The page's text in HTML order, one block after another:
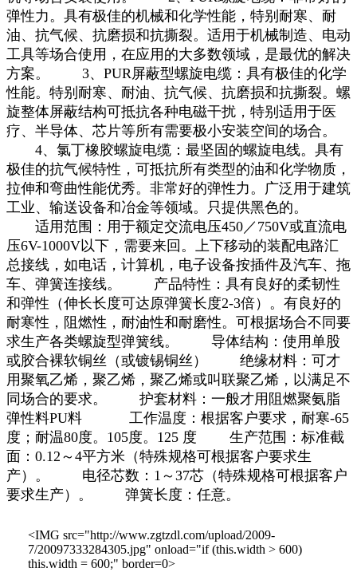
弹性力。具有极佳的机械和化学性能，特别耐寒、耐
油、抗气候、抗磨损和抗撕裂。适用于机械制造、电动
工具等场合使用，在应用的大多数领域，是最优的解决
方案。 3、PUR屏蔽型螺旋电缆：具有极佳的化学
性能。特别耐寒、耐油、抗气候、抗磨损和抗撕裂。螺
旋整体屏蔽结构可抵抗各种电磁干扰，特别适用于医
疗、半导体、芯片等所有需要极小安装空间的场合。
4、氯丁橡胶螺旋电缆：最坚固的螺旋电线。具有
极佳的抗气候特性，可抵抗所有类型的油和化学物质，
拉伸和弯曲性能优秀。非常好的弹性力。广泛用于建筑
工业、输送设备和冶金等领域。只提供黑色的。
适用范围：用于额定交流电压450／750V或直流电
压6V-1000V以下，需要来回。上下移动的装配电路汇
总接线，如电话，计算机，电子设备按插件及汽车、拖
车、弹簧连接线。 产品特性：具有良好的柔韧性
和弹性（伸长长度可达原弹簧长度2-3倍）。有良好的
耐寒性，阻燃性，耐油性和耐磨性。可根据场合不同要
求生产各类螺旋型弹簧线。 导体结构：使用单股
或胶合裸软铜丝（或镀锡铜丝） 绝缘材料：可才
用聚氧乙烯，聚乙烯，聚乙烯或叫联聚乙烯，以满足不
同场合的要求。 护套材料：一般才用阻燃聚氨脂
弹性料PU料 工作温度：根据客户要求，耐寒-65
度；耐温80度。105度。125 度 生产范围：标准截
面：0.12～4平方米（特殊规格可根据客户要求生
产）。 电径芯数：1～37芯（特殊规格可根据客户
要求生产）。 弹簧长度：任意。
<IMG src="http://www.zgtzdl.com/upload/2009-
7/20097333284305.jpg" onload="if (this.width > 600)
this.width = 600;" border=0>